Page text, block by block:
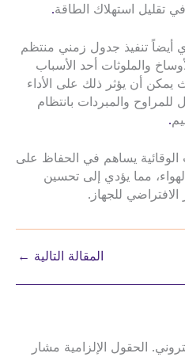
تقليل استهلاك الطاقة.
أيضاً تنفيذ جدول زمني منتظم
والملوثات أحد الأسباب
يمكن أن يؤثر ذلك على الأداء
والمبردات بانتظام
.
الوقائية يساهم في الحفاظ على
مما يؤدي إلى تحسين
الافتراضي للجهاز.
المقالة التالية ←
الحقول الإلزامية مشار